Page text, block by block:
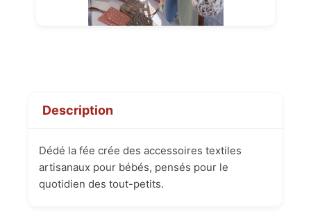
Description
Dédé la fée crée des accessoires textiles
artisanaux pour bébés, pensés pour le
quotidien des tout-petits.